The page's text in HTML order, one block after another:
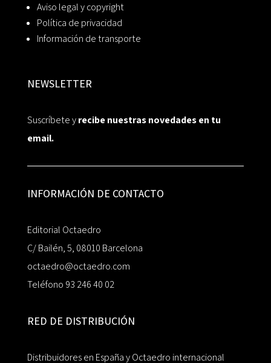
Aviso legal y copyright
Política de privacidad
Información de transporte
NEWSLETTER
Suscríbete yrecibe nuestras novedades en tu
email.
INFORMACIÓN DE CONTACTO
Editorial Octaedro
C/ Bailén, 5, 08010 Barcelona
octaedro@octaedro.com
Teléfono 93 246 40 02
RED DE DISTRIBUCIÓN
Distribuidores en España y Octaedro internacional